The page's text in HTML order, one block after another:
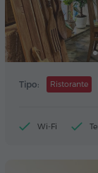
Tipo: Ristorante
Wi-Fi